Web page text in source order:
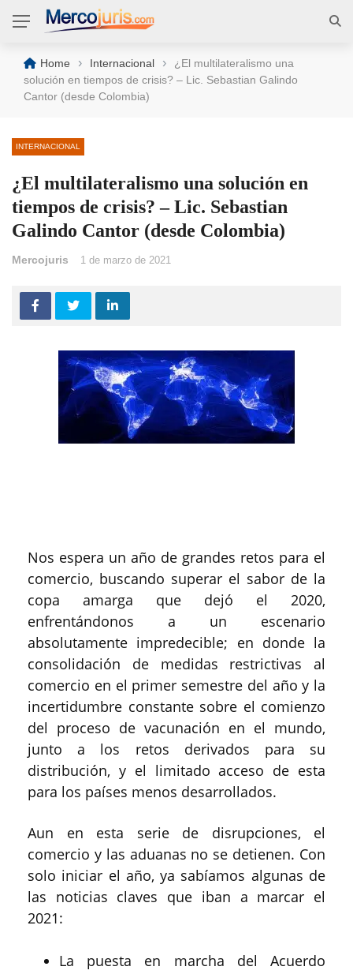
Home › Internacional ›
¿El multilateralismo una
solución en tiempos de crisis? – Lic. Sebastian Galindo
Cantor (desde Colombia)
INTERNACIONAL
¿El multilateralismo una solución en
tiempos de crisis? – Lic. Sebastian
Galindo Cantor (desde Colombia)
Mercojuris 1 de marzo de 2021
Nos espera un año de grandes retos para el
comercio, buscando superar el sabor de la
copa amarga que dejó el 2020,
enfrentándonos a un escenario
absolutamente impredecible; en donde la
consolidación de medidas restrictivas al
comercio en el primer semestre del año y la
incertidumbre constante sobre el comienzo
del proceso de vacunación en el mundo,
junto a los retos derivados para su
distribución, y el limitado acceso de esta
para los países menos desarrollados.
Aun en esta serie de disrupciones, el
comercio y las aduanas no se detienen. Con
solo iniciar el año, ya sabíamos algunas de
las noticias claves que iban a marcar el
2021:
La puesta en marcha del Acuerdo